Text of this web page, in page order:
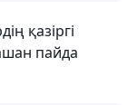
қазіргі
пайда